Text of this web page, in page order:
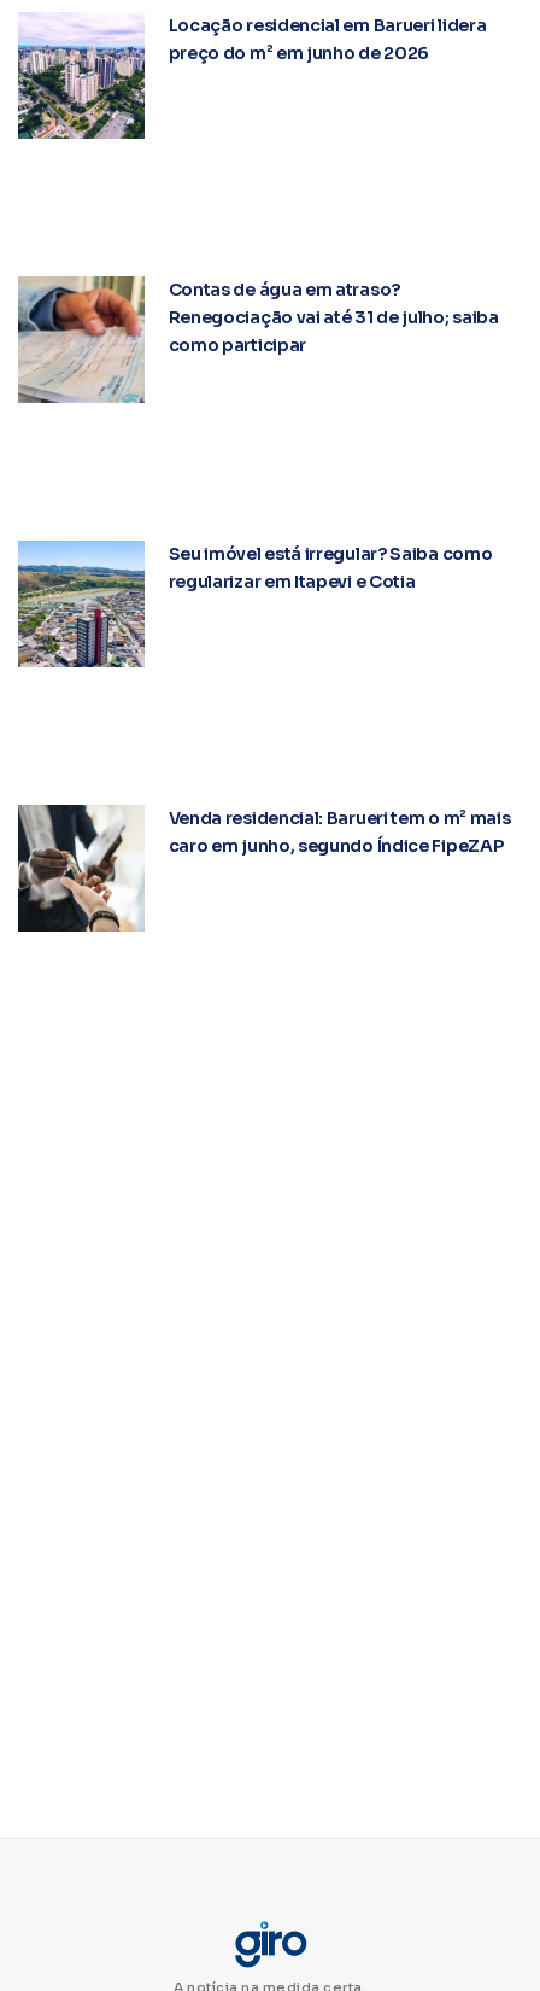
Locação residencial em Barueri lidera
preço do m² em junho de 2026
Contas de água em atraso?
Renegociação vai até 31 de julho; saiba
como participar
Seu imóvel está irregular? Saiba como
regularizar em Itapevi e Cotia
Venda residencial: Barueri tem o m² mais
caro em junho, segundo Índice FipeZAP
A notícia na medida certa.